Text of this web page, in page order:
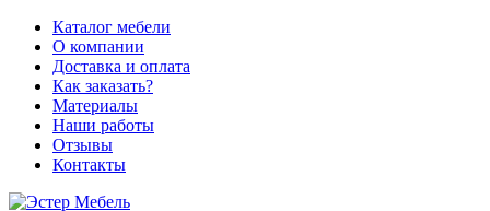
Каталог мебели
О компании
Доставка и оплата
Как заказать?
Материалы
Наши работы
Отзывы
Контакты